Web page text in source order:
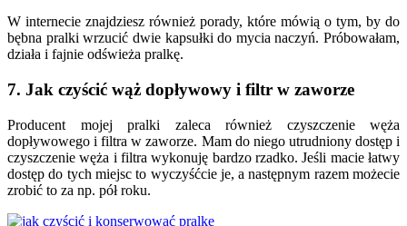
W internecie znajdziesz również porady, które mówią o tym, by do
bębna pralki wrzucić dwie kapsułki do mycia naczyń. Próbowałam,
działa i fajnie odświeża pralkę.
7. Jak czyścić wąż dopływowy i filtr w zaworze
Producent mojej pralki zaleca również czyszczenie węża
dopływowego i filtra w zaworze. Mam do niego utrudniony dostęp i
czyszczenie węża i filtra wykonuję bardzo rzadko. Jeśli macie łatwy
dostęp do tych miejsc to wyczyśćcie je, a następnym razem możecie
zrobić to za np. pół roku.